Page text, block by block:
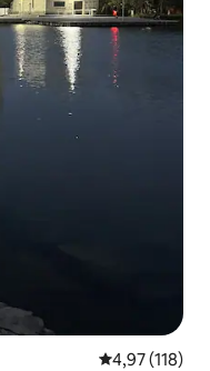
Средна
4,97 (118)